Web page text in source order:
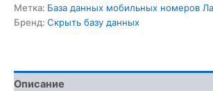
Метка: База данных мобильных номеров
Бренд: Скрыть базу данных
Описание